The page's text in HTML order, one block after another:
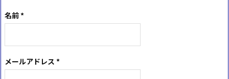
名前*
メールアドレス *